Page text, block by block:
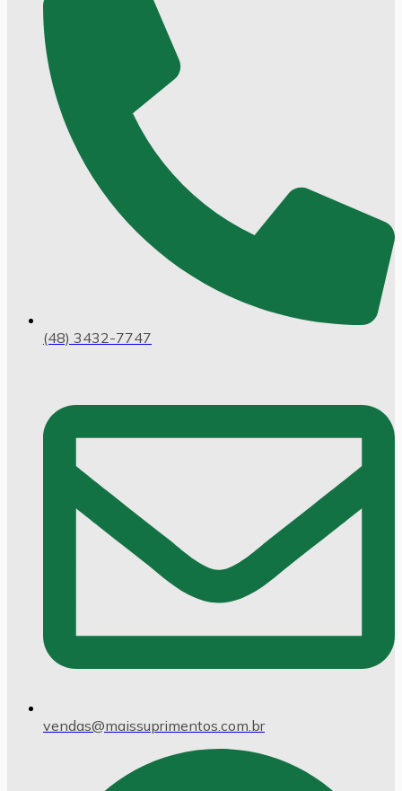
(48) 3432-7747
vendas@maissuprimentos.com.br